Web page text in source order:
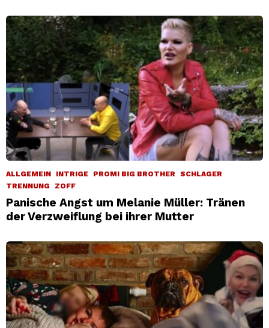
ALLGEMEIN INTRIGE PROMI BIG BROTHER SCHLAGER
TRENNUNG
ZOFF
Panische Angst um Melanie Müller: Tränen
der Verzweiflung bei ihrer Mutter